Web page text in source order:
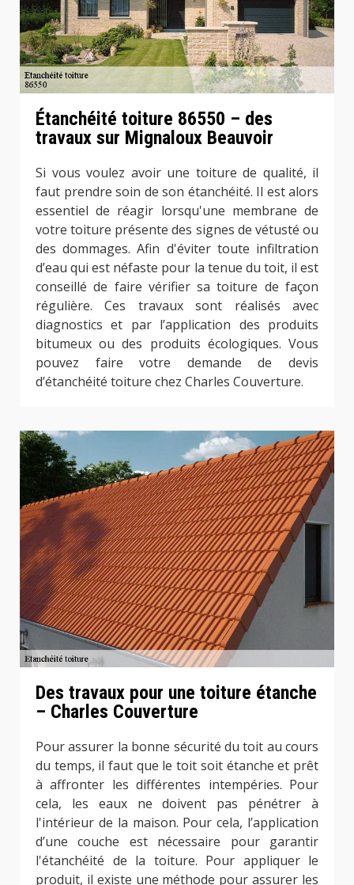
Étanchéité toiture 86550 – des
travaux sur Mignaloux Beauvoir
Si vous voulez avoir une toiture de qualité, il
faut prendre soin de son étanchéité. Il est alors
essentiel de réagir lorsqu'une membrane de
votre toiture présente des signes de vétusté ou
des dommages. Afin d'éviter toute infiltration
d’eau qui est néfaste pour la tenue du toit, il est
conseillé de faire vérifier sa toiture de façon
régulière. Ces travaux sont réalisés avec
diagnostics et par l’application des produits
bitumeux ou des produits écologiques. Vous
pouvez faire votre demande de devis
d’étanchéité toiture chez Charles Couverture.
Des travaux pour une toiture étanche
– Charles Couverture
Pour assurer la bonne sécurité du toit au cours
du temps, il faut que le toit soit étanche et prêt
à affronter les différentes intempéries. Pour
cela, les eaux ne doivent pas pénétrer à
l'intérieur de la maison. Pour cela, l’application
d’une couche est nécessaire pour garantir
l'étanchéité de la toiture. Pour appliquer le
produit, il existe une méthode pour assurer les